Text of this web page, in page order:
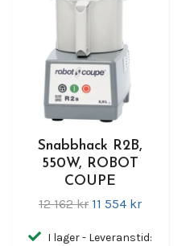
Snabbhack R2B,
550W, ROBOT
COUPE
12 162 kr 11 554 kr
I lager - Leveranstid: